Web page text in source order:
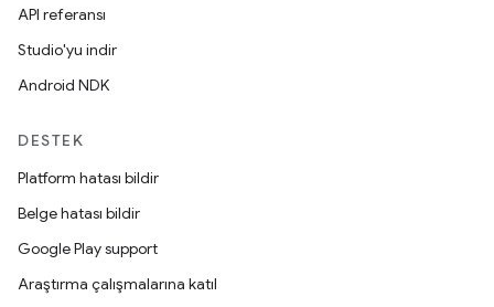
API referansı
Studio'yu indir
Android NDK
DESTEK
Platform hatası bildir
Belge hatası bildir
Google Play support
Araştırma çalışmalarına katıl